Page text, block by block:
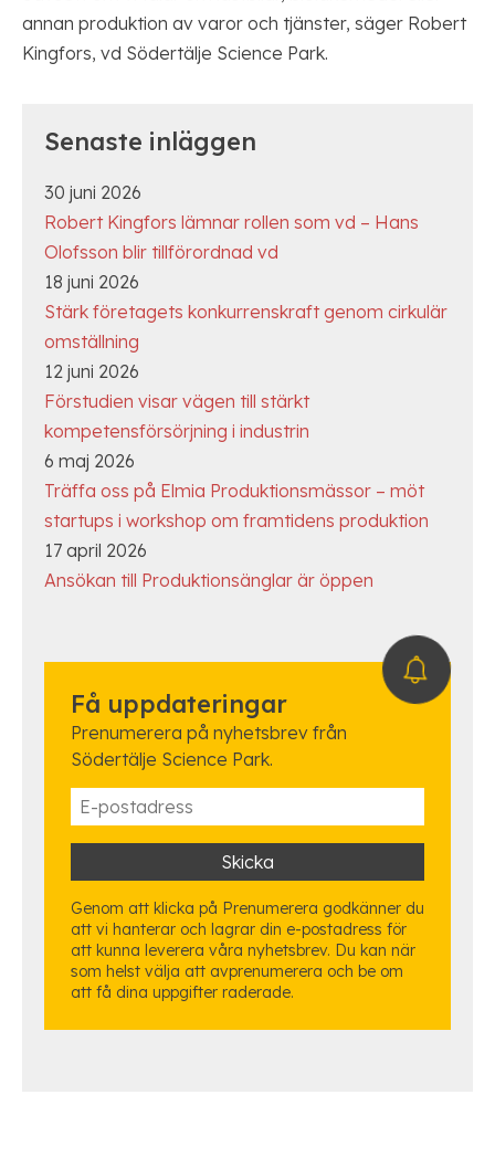
annan produktion av varor och tjänster, säger Robert
Kingfors, vd Södertälje Science Park.
Senaste inläggen
30 juni 2026
Robert Kingfors lämnar rollen som vd – Hans
Olofsson blir tillförordnad vd
18 juni 2026
Stärk företagets konkurrenskraft genom cirkulär
omställning
12 juni 2026
Förstudien visar vägen till stärkt
kompetensförsörjning i industrin
6 maj 2026
Träffa oss på Elmia Produktionsmässor – möt
startups i workshop om framtidens produktion
17 april 2026
Ansökan till Produktionsänglar är öppen
Få uppdateringar
Prenumerera på nyhetsbrev från
Södertälje Science Park.
Genom att klicka på Prenumerera godkänner du
att vi hanterar och lagrar din e-postadress för
att kunna leverera våra nyhetsbrev. Du kan när
som helst välja att avprenumerera och be om
att få dina uppgifter raderade.